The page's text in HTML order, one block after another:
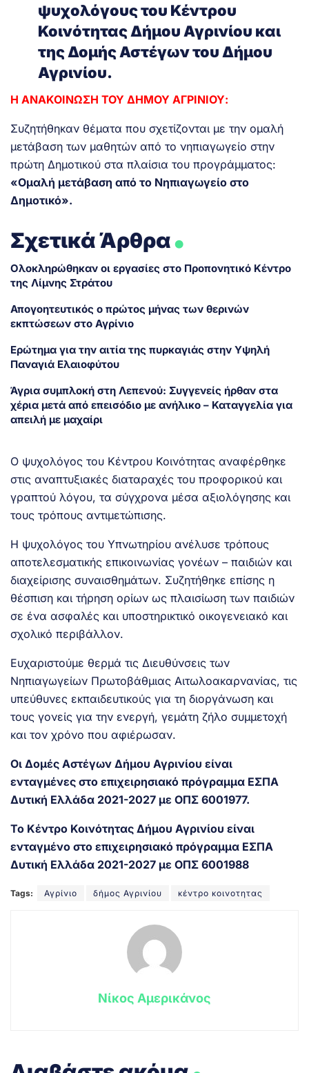
ψυχολόγους του Κέντρου
Κοινότητας Δήμου Αγρινίου και
της Δομής Αστέγων του Δήμου
Αγρινίου.
Η ΑΝΑΚΟΙΝΩΣΗ ΤΟΥ ΔΗΜΟΥ ΑΓΡΙΝΙΟΥ:
Συζητήθηκαν θέματα που σχετίζονται με την ομαλή
μετάβαση των μαθητών από το νηπιαγωγείο στην
πρώτη Δημοτικού στα πλαίσια του προγράμματος:
«Ομαλή μετάβαση από το Νηπιαγωγείο στο
Δημοτικό».
Σχετικά Άρθρα.
Ολοκληρώθηκαν οι εργασίες στο Προπονητικό Κέντρο
της Λίμνης Στράτου
Απογοητευτικός ο πρώτος μήνας των θερινών
εκπτώσεων στο Αγρίνιο
Ερώτημα για την αιτία της πυρκαγιάς στην Υψηλή
Παναγιά Ελαιοφύτου
Άγρια συμπλοκή στη Λεπενού: Συγγενείς ήρθαν στα
χέρια μετά από επεισόδιο με ανήλικο – Καταγγελία για
απειλή με μαχαίρι
Ο ψυχολόγος του Κέντρου Κοινότητας αναφέρθηκε
στις αναπτυξιακές διαταραχές του προφορικού και
γραπτού λόγου, τα σύγχρονα μέσα αξιολόγησης και
τους τρόπους αντιμετώπισης.
Η ψυχολόγος του Υπνωτηρίου ανέλυσε τρόπους
αποτελεσματικής επικοινωνίας γονέων – παιδιών και
διαχείρισης συναισθημάτων. Συζητήθηκε επίσης η
θέσπιση και τήρηση ορίων ως πλαισίωση των παιδιών
σε ένα ασφαλές και υποστηρικτικό οικογενειακό και
σχολικό περιβάλλον.
Ευχαριστούμε θερμά τις Διευθύνσεις των
Νηπιαγωγείων Πρωτοβάθμιας Αιτωλοακαρνανίας, τις
υπεύθυνες εκπαιδευτικούς για τη διοργάνωση και
τους γονείς για την ενεργή, γεμάτη ζήλο συμμετοχή
και τον χρόνο που αφιέρωσαν.
Οι Δομές Αστέγων Δήμου Αγρινίου είναι
ενταγμένες στο επιχειρησιακό πρόγραμμα ΕΣΠΑ
Δυτική Ελλάδα 2021-2027 με ΟΠΣ 6001977.
Το Κέντρο Κοινότητας Δήμου Αγρινίου είναι
ενταγμένο στο επιχειρησιακό πρόγραμμα ΕΣΠΑ
Δυτική Ελλάδα 2021-2027 με ΟΠΣ 6001988
Tags: Αγρίνιο δήμος Αγρινίου κέντρο κοινοτητας
Νίκος Αμερικάνος